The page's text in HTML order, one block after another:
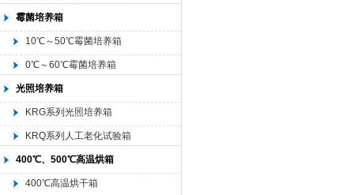
霉菌培养箱
10℃～50℃霉菌培养箱
0℃～60℃霉菌培养箱
光照培养箱
KRG系列光照培养箱
KRQ系列人工老化试验箱
400℃、500℃高温烘箱
400℃高温烘干箱